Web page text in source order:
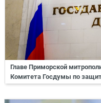
Главе Приморской
Комитета Госдумы по